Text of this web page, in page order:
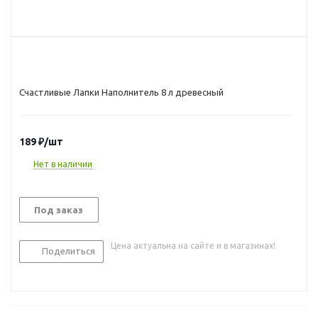
Счастливые Лапки Наполнитель 8 л древесный
189₽/шт
Нет в наличии
Под заказ
Поделиться
Цена актуальна на сайте и в магазинах!